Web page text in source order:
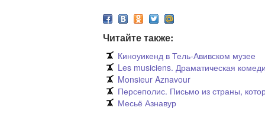
Читайте также:
Киноуикенд в Тель-Авивском музее
Les musiciens. Драматическая
Monsieur Aznavour
Персеполис. Письмо из страны,
Месьё Азнавур